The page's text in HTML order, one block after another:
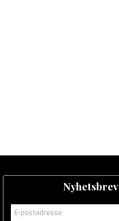
Nyhetsbrev